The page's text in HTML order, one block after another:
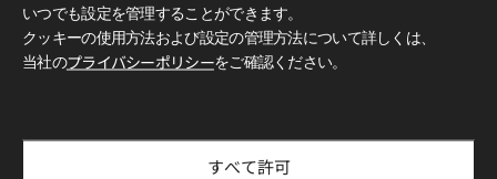
いつでも設定を管理することができます。
クッキーの使用方法および設定の管理方法について詳しくは、
当社のプライバシーポリシーをご確認ください。
すべて許可